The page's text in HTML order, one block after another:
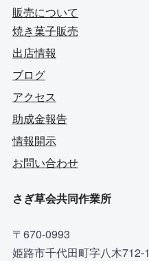
販売について
焼き菓子販売
出店情報
ブログ
アクセス
助成金報告
情報開示
お問い合わせ
さぎ草会共同作業所
〒670-0993
姫路市千代田町字八木712-1